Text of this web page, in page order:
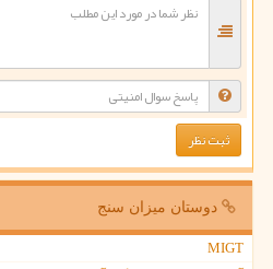
دوستان میزان سنج
MIGT